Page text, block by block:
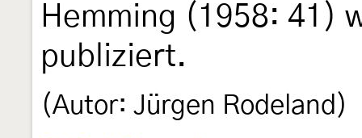
Hemming (1958: 41)
publiziert.
(Autor: Jürgen Rodeland)